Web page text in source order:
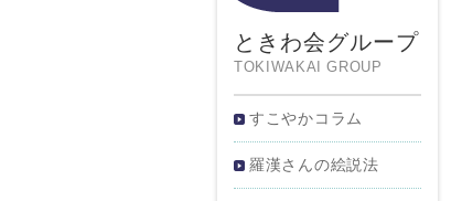
ときわ会グループ
TOKIWAKAI GROUP
すこやかコラム
羅漢さんの絵説法